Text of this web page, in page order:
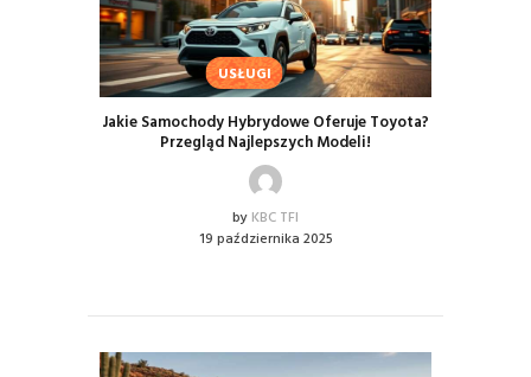
USŁUGI
Jakie Samochody Hybrydowe Oferuje Toyota?
Przegląd Najlepszych Modeli!
by KBC TFI
19 października 2025